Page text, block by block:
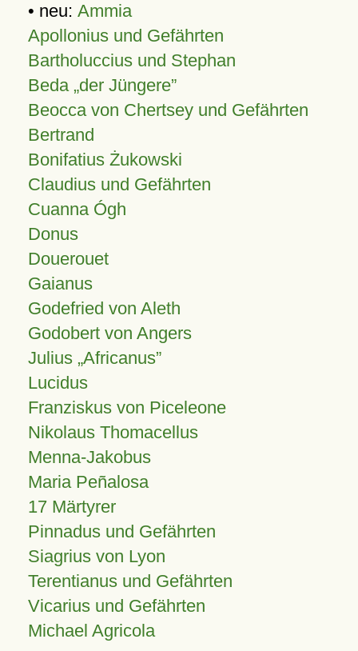
• neu: Ammia
Apollonius und Gefährten
Bartholuccius und Stephan
Beda „der Jüngere”
Beocca von Chertsey und Gefährten
Bertrand
Bonifatius Żukowski
Claudius und Gefährten
Cuanna Ógh
Donus
Douerouet
Gaianus
Godefried von Aleth
Godobert von Angers
Julius Africanus
Lucidus
Franziskus von Piceleone
Nikolaus Thomacellus
Menna-Jakobus
Maria Peñalosa
17 Märtyrer
Pinnadus und Gefährten
Siagrius von Lyon
Terentianus und Gefährten
Vicarius und Gefährten
Michael Agricola